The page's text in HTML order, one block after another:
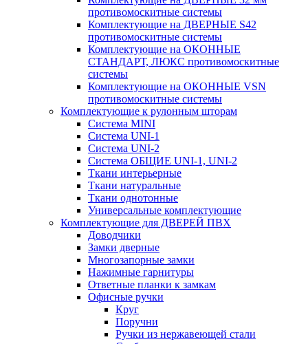
противомоскитные системы
Комплектующие на ДВЕРНЫЕ S42
противомоскитные системы
Комплектующие на ОКОННЫЕ
СТАНДАРТ, ЛЮКС противомоскитные
системы
Комплектующие на ОКОННЫЕ VSN
противомоскитные системы
Комплектующие к рулонным шторам
Система MINI
Система UNI-1
Система UNI-2
Система ОБЩИЕ UNI-1, UNI-2
Ткани интерьерные
Ткани натуральные
Ткани однотонные
Универсальные комплектующие
Комплектующие для ДВЕРЕЙ ПВХ
Доводчики
Замки дверные
Многозапорные замки
Нажимные гарнитуры
Ответные планки к замкам
Офисные ручки
Круг
Поручни
Ручки из нержавеющей стали